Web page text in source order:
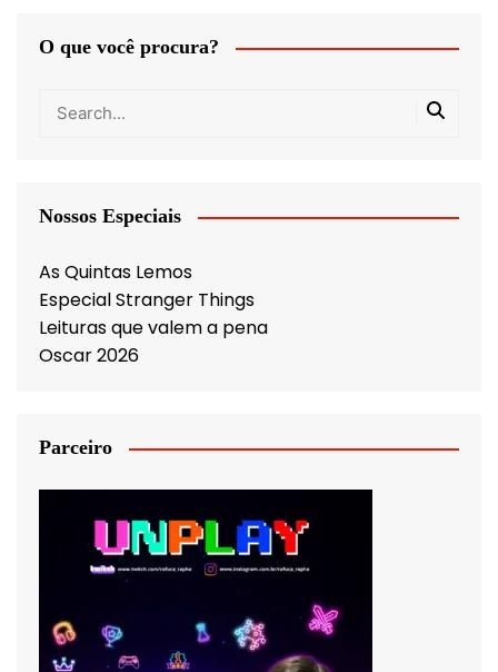
O que você procura?
Nossos Especiais
As Quintas Lemos
Especial Stranger Things
Leituras que valem a pena
Oscar 2026
Parceiro